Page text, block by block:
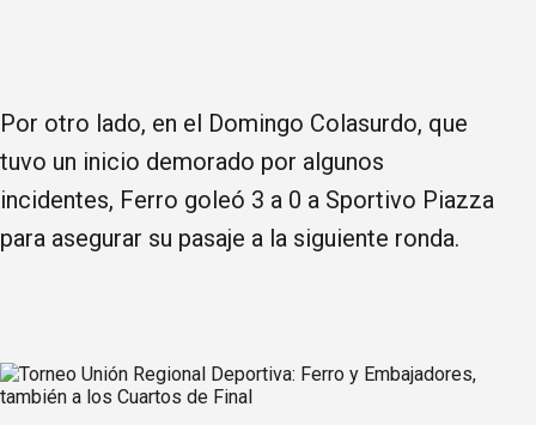
Por otro lado, en el Domingo Colasurdo, que
tuvo un inicio demorado por algunos
incidentes, Ferro goleó 3 a 0 a Sportivo Piazza
para asegurar su pasaje a la siguiente ronda.